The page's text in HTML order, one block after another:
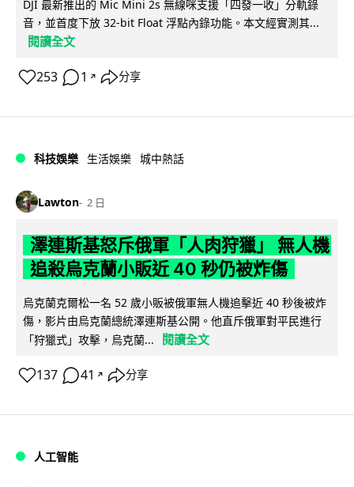
DJI 最新推出的 Mic Mini 2s 無線咪支援「四發一收」分軌錄
音，並首度下放 32-bit Float 浮點內錄功能。本文經實測其...
閱讀全文
253 1 ↗ 分享
科技娛樂 生活娛樂 城中熱話
Lawton 2 日
澤連斯基怒斥俄軍「人肉狩獵」 無人機
追殺烏克蘭小販近 40 秒仍被炸傷
烏克蘭克爾松一名 52 歲小販被俄軍無人機追擊近 40 秒後被炸
傷，影片由烏克蘭總統澤連斯基公開。他直斥俄軍對平民進行
「狩獵式」攻擊，烏克蘭...
閱讀全文
137 41 ↗ 分享
人工智能